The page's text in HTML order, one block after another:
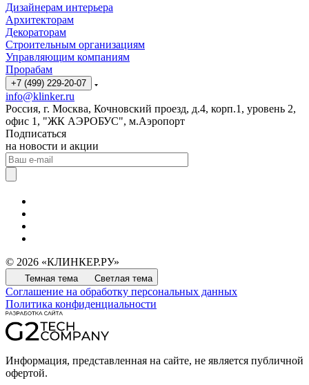
Дизайнерам интерьера
Архитекторам
Декораторам
Строительным организациям
Управляющим компаниям
Прорабам
+7 (499) 229-20-07
info@klinker.ru
Россия, г. Москва, Кочновский проезд, д.4, корп.1, уровень 2,
офис 1, "ЖК АЭРОБУС", м.Аэропорт
Подписаться
на новости и акции
© 2026 «КЛИНКЕР.РУ»
Темная тема Светлая тема
Соглашение на обработку персональных данных
Политика конфиденциальности
Информация, представленная на сайте, не является публичной
офертой.